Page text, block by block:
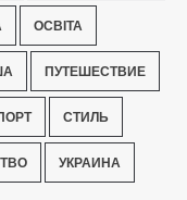
ОСВІТА
ПУТЕШЕСТВИЕ
СТИЛЬ
УКРАИНА